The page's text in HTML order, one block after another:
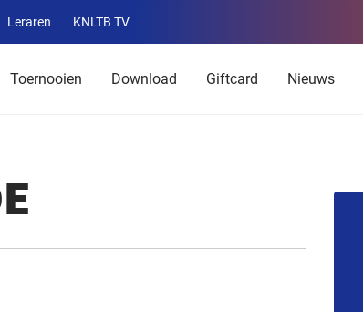
Leraren KNLTB TV
Service
menu
Toernooien Download Giftcard Nieuws